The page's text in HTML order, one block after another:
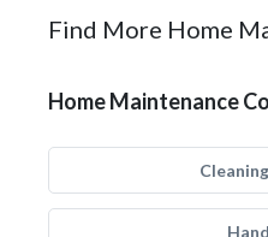
Find More Home
Home Maintenance